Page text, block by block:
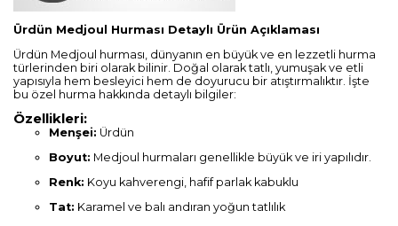
Ürdün Medjoul Hurması Detaylı Ürün Açıklaması
Ürdün Medjoul hurması, dünyanın en büyük ve en lezzetli hurma
türlerinden biri olarak bilinir. Doğal olarak tatlı, yumuşak ve etli
yapısıyla hem besleyici hem de doyurucu bir atıştırmalıktır. İşte
bu özel hurma hakkında detaylı bilgiler:
Özellikleri:
Menşei: Ürdün
Boyut: Medjoul hurmaları genellikle büyük ve iri yapılıdır.
Renk: Koyu kahverengi, hafif parlak kabuklu
Tat: Karamel ve balı andıran yoğun tatlılık